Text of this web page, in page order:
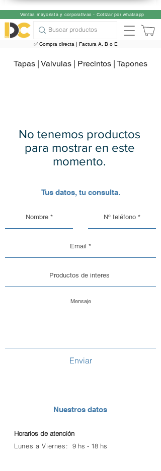
Ventas mayorista y corporativas - Cotizar por whatsapp
✅ Compra directa | Factura A, B o E
Tapas | Valvulas | Precintos | Tapones
No tenemos productos
para mostrar en este
momento.
Enviar
Tus datos, tu consulta.
Horarios de atención
Lunes a Viernes:
9 hs - 18 hs
Nuestros datos